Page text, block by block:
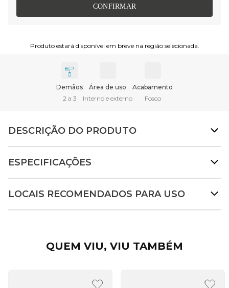
CONFIRMAR
Produto estará disponível em breve na região selecionada.
Demãos
2 a 3
Área de uso
Interno e externo
Acabamento
Fosco
DESCRIÇÃO DO PRODUTO
ESPECIFICAÇÕES
LOCAIS RECOMENDADOS PARA USO
QUEM VIU, VIU TAMBÉM